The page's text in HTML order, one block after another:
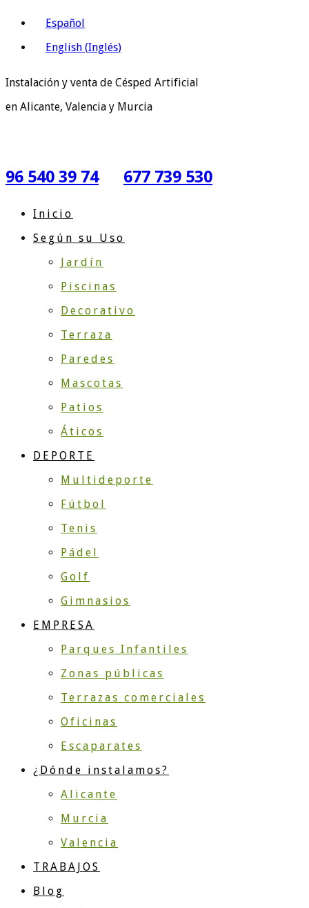
Español
English (Inglés)
Instalación y venta de Césped Artificial
en Alicante, Valencia y Murcia
96 540 39 74 677 739 530
Inicio
Según su Uso
Jardín
Piscinas
Decorativo
Terraza
Paredes
Mascotas
Patios
Áticos
DEPORTE
Multideporte
Fútbol
Tenis
Pádel
Golf
Gimnasios
EMPRESA
Parques Infantiles
Zonas públicas
Terrazas comerciales
Oficinas
Escaparates
¿Dónde instalamos?
Alicante
Murcia
Valencia
TRABAJOS
Blog